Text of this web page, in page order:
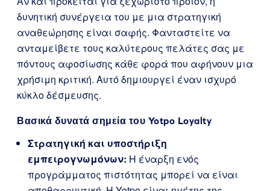
δυνητική συνέργεια του με μια στρατηγική
αναθεώρησης είναι σαφής. Φανταστείτε να
ανταμείβετε τους καλύτερους πελάτες σας με
πόντους αφοσίωσης κάθε φορά που αφήνουν μια
χρήσιμη κριτική. Αυτό δημιουργεί έναν ισχυρό
κύκλο δέσμευσης.
Βασικά δυνατά σημεία του Yotpo Loyalty
Στρατηγική και υποστήριξη
εμπειρογνωμόνων: Η έναρξη ενός
προγράμματος πιστότητας μπορεί να είναι